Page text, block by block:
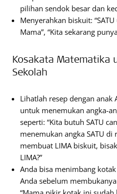
pilihan sendok besar dan
Menyerahkan biskuit:
Mama”, “Kita sekarang
Kosakata Matematika
Sekolah
Lihatlah resep dengan anak
untuk menemukan angka-
seperti: “Kita butuh SATU
menemukan angka SATU di
membuat LIMA biskuit,
LIMA?”
Anda bisa menimbang
Anda sebelum